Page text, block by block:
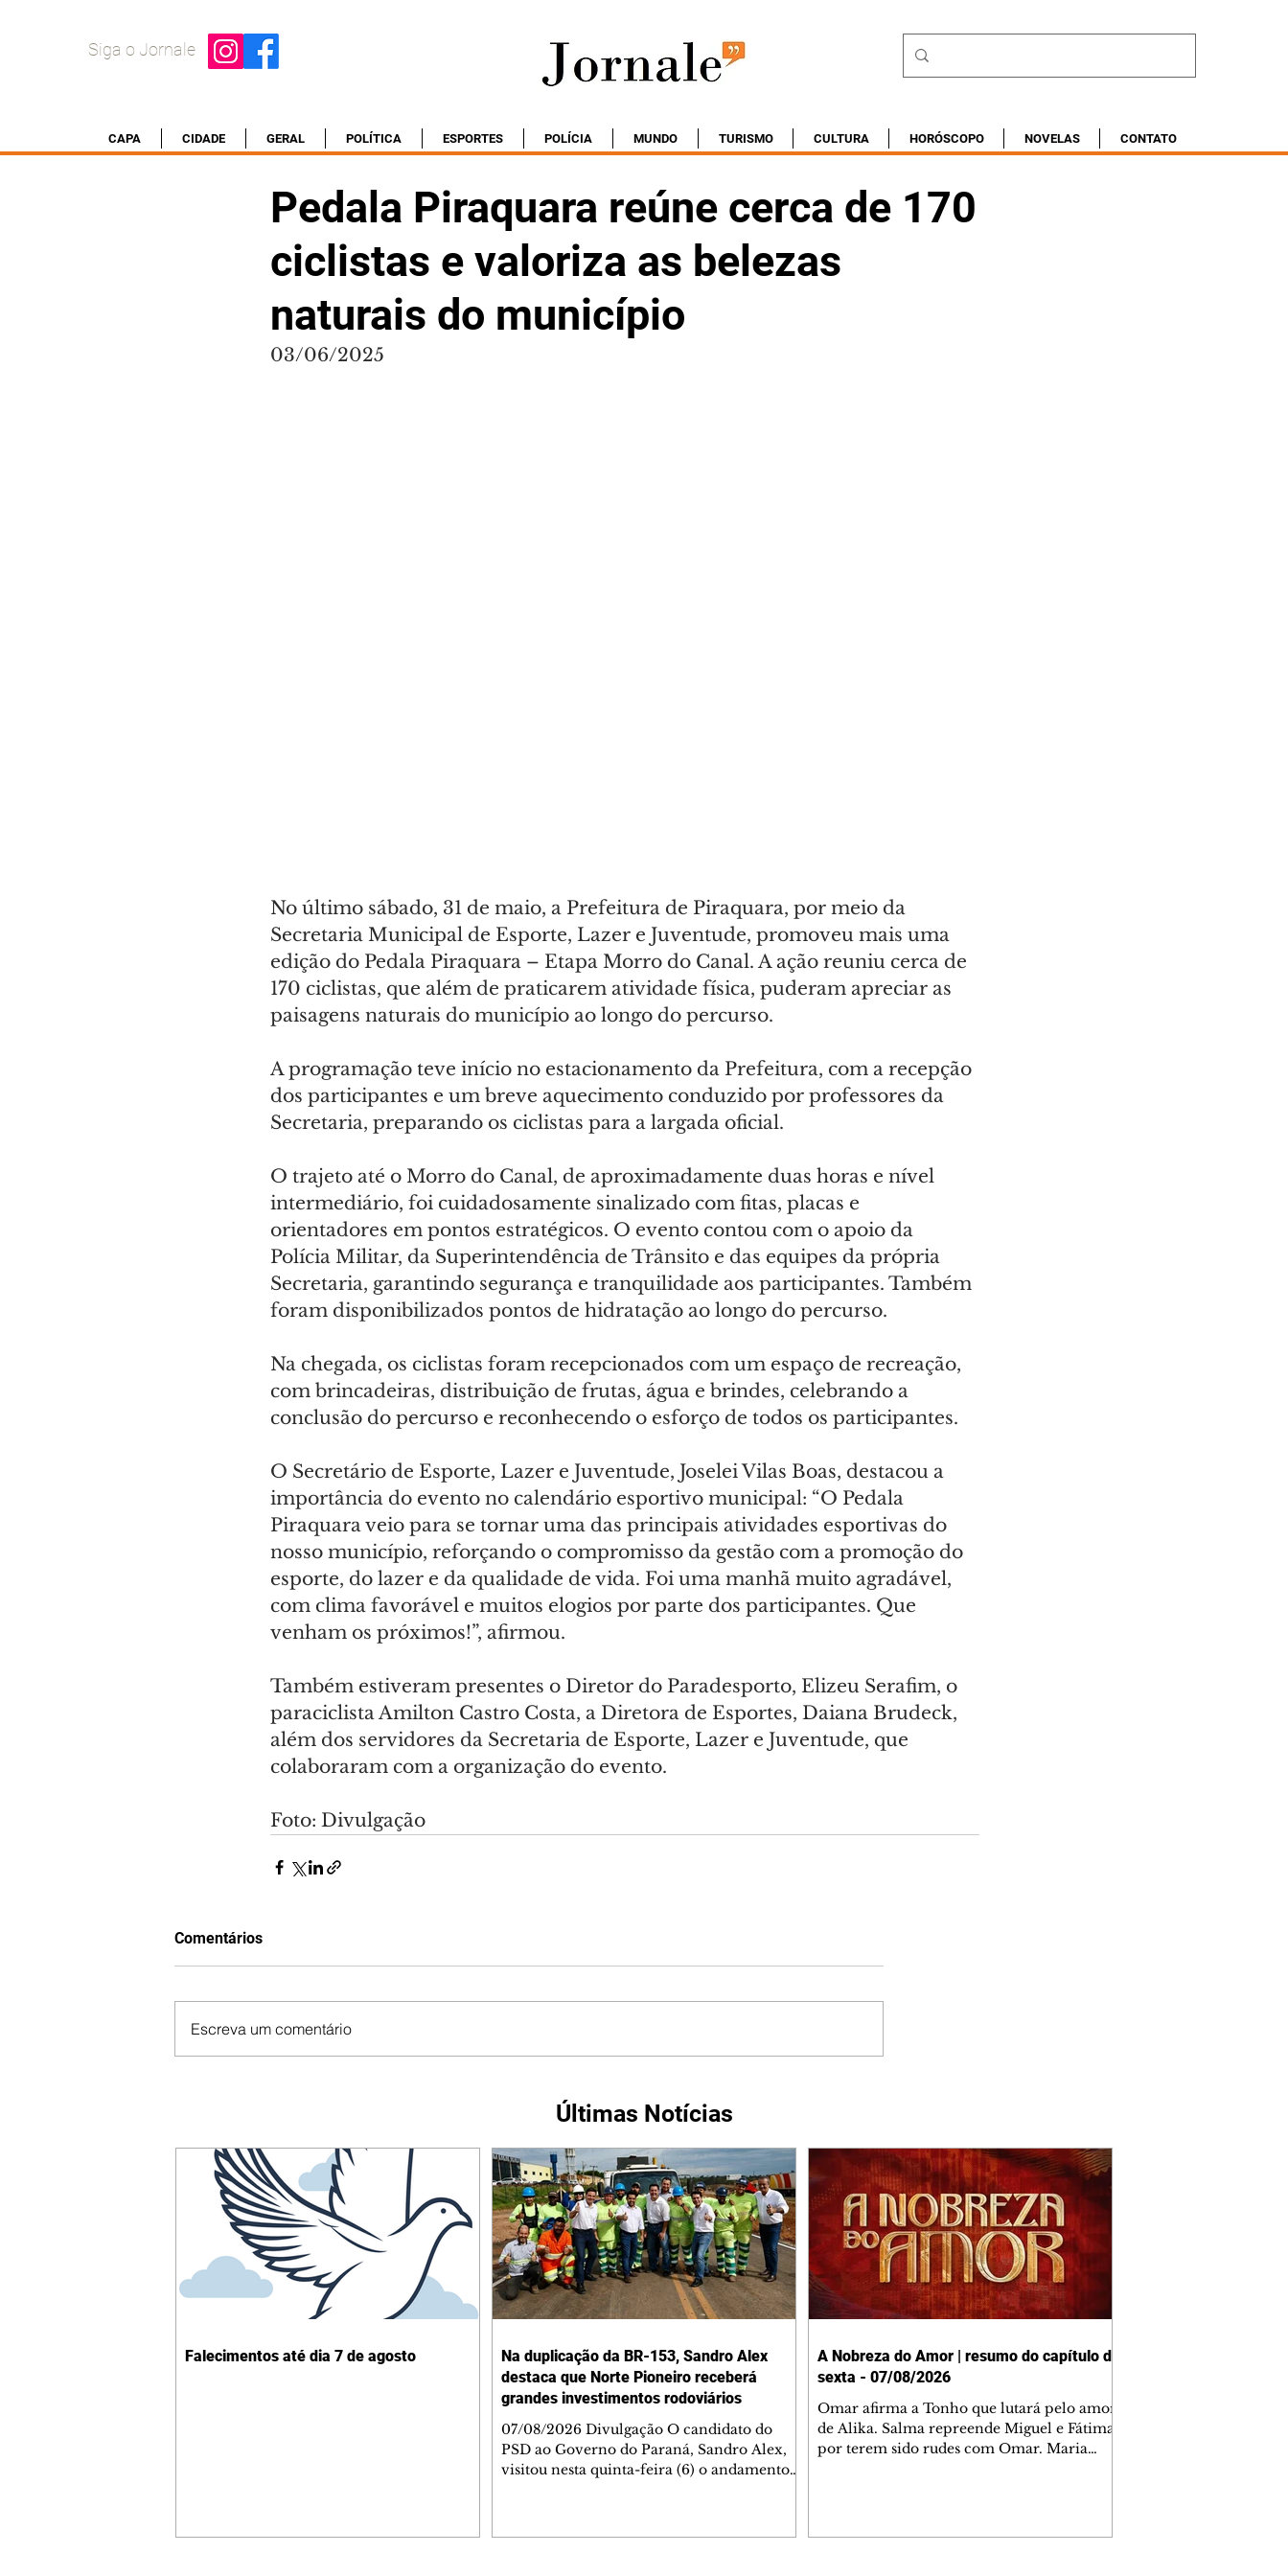
Siga o Jornale
CAPA CIDADE GERAL POLÍTICA ESPORTES POLÍCIA MUNDO TURISMO CULTURA HORÓSCOPO NOVELAS CONTATO
Pedala Piraquara reúne cerca de 170
ciclistas e valoriza as belezas
naturais do município
03/06/2025
No último sábado, 31 de maio, a Prefeitura de Piraquara, por meio da
Secretaria Municipal de Esporte, Lazer e Juventude, promoveu mais uma
edição do Pedala Piraquara – Etapa Morro do Canal. A ação reuniu cerca de
170 ciclistas, que além de praticarem atividade física, puderam apreciar as
paisagens naturais do município ao longo do percurso.
A programação teve início no estacionamento da Prefeitura, com a recepção
dos participantes e um breve aquecimento conduzido por professores da
Secretaria, preparando os ciclistas para a largada oficial.
O trajeto até o Morro do Canal, de aproximadamente duas horas e nível
intermediário, foi cuidadosamente sinalizado com fitas, placas e
orientadores em pontos estratégicos. O evento contou com o apoio da
Polícia Militar, da Superintendência de Trânsito e das equipes da própria
Secretaria, garantindo segurança e tranquilidade aos participantes. Também
foram disponibilizados pontos de hidratação ao longo do percurso.
Na chegada, os ciclistas foram recepcionados com um espaço de recreação,
com brincadeiras, distribuição de frutas, água e brindes, celebrando a
conclusão do percurso e reconhecendo o esforço de todos os participantes.
O Secretário de Esporte, Lazer e Juventude, Joselei Vilas Boas, destacou a
importância do evento no calendário esportivo municipal: “O Pedala
Piraquara veio para se tornar uma das principais atividades esportivas do
nosso município, reforçando o compromisso da gestão com a promoção do
esporte, do lazer e da qualidade de vida. Foi uma manhã muito agradável,
com clima favorável e muitos elogios por parte dos participantes. Que
venham os próximos!”, afirmou.
Também estiveram presentes o Diretor do Paradesporto, Elizeu Serafim, o
paraciclista Amilton Castro Costa, a Diretora de Esportes, Daiana Brudeck,
além dos servidores da Secretaria de Esporte, Lazer e Juventude, que
colaboraram com a organização do evento.
Foto: Divulgação
Comentários
Escreva um comentário
Últimas Notícias
Falecimentos até dia 7 de agosto
Na duplicação da BR-153, Sandro Alex
destaca que Norte Pioneiro receberá
grandes investimentos rodoviários
07/08/2026 Divulgação O candidato do
PSD ao Governo do Paraná, Sandro Alex,
visitou nesta quinta-feira (6) o andamento
A Nobreza do Amor | resumo do capítulo de
sexta - 07/08/2026
Omar afirma a Tonho que lutará pelo amor
de Alika. Salma repreende Miguel e Fátima
por terem sido rudes com Omar. Maria